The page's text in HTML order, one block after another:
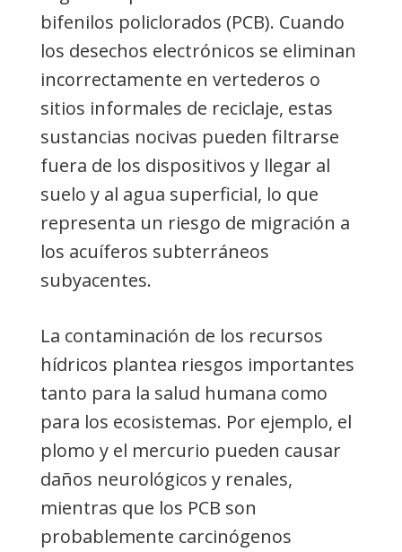
bifenilos policlorados (PCB). Cuando
los desechos electrónicos se eliminan
incorrectamente en vertederos o
sitios informales de reciclaje, estas
sustancias nocivas pueden filtrarse
fuera de los dispositivos y llegar al
suelo y al agua superficial, lo que
representa un riesgo de migración a
los acuíferos subterráneos
subyacentes.
La contaminación de los recursos
hídricos plantea riesgos importantes
tanto para la salud humana como
para los ecosistemas. Por ejemplo, el
plomo y el mercurio pueden causar
daños neurológicos y renales,
mientras que los PCB son
probablemente carcinógenos